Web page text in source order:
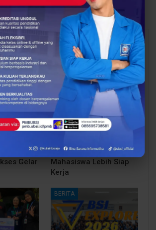
All
Like
dan
Gelar
BERITA
yang Mendukung
Mahasiswa Lebih Siap
Kerja
BERITA